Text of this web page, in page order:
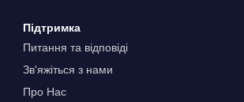
Підтримка
Питання та відповіді
Зв'яжіться з нами
Про Нас